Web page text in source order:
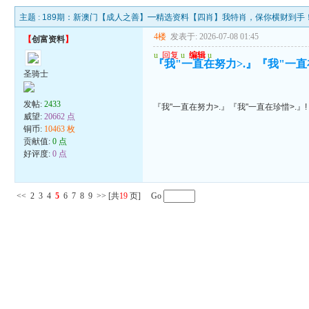
主题 : 189期：新澳门【成人之善】━精选资料【四肖】我特肖，保你横财到手！
【创富资料】
圣骑士
发帖:2433
威望:20662 点
铜币: 10463 枚
贡献值:0 点
好评度:0 点
4楼 发表于: 2026-07-08 01:45
u 回复 u 编辑 u
『我"一直在努力>.』『我"一
『我"一直在努力>.』『我"一直在珍惜>.』!
<< 2 3 4 5 6 7 8 9 >> [共19 页] Go